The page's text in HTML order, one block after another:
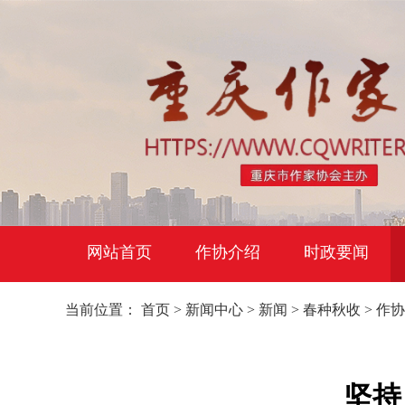
网站首页 作协介绍 时政要闻
当前位置： 首页 > 新闻中心 > 新闻 > 春种秋收 > 作
坚